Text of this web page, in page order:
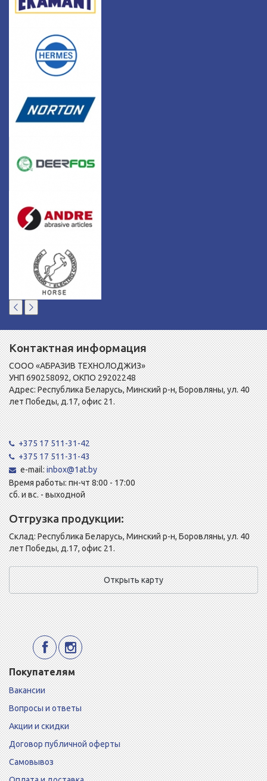
Контактная информация
СООО «АБРАЗИВ ТЕХНОЛОДЖИЗ»
УНП 690258092, ОКПО 29202248
Адрес: Республика Беларусь, Минский р-н, Боровляны, ул. 40
лет Победы, д.17, офис 21.
+375 17 511-31-42
+375 17 511-31-43
e-mail:inbox@1at.by
Время работы: пн-чт 8:00 - 17:00
сб. и вс. - выходной
Отгрузка продукции:
Склад: Республика Беларусь, Минский р-н, Боровляны, ул. 40
лет Победы, д.17, офис 21.
Открыть карту
Покупателям
Вакансии
Вопросы и ответы
Акции и скидки
Договор публичной оферты
Самовывоз